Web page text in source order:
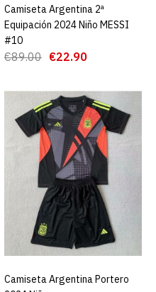
Camiseta Argentina 2ª
Equipación 2024 Niño
MESSI #10
€22.90
AGREGAR AL CARRO
ADD TO COMPARE
ADD TO WISHLIST
Camiseta Argentina
Portero 2024
AGREGAR AL CARRO
Camiseta Argentina 2ª
Equipación 2024 Niño MESSI
#10
€89.00 €22.90
AGREGAR AL CARRO
Camiseta Argentina Portero